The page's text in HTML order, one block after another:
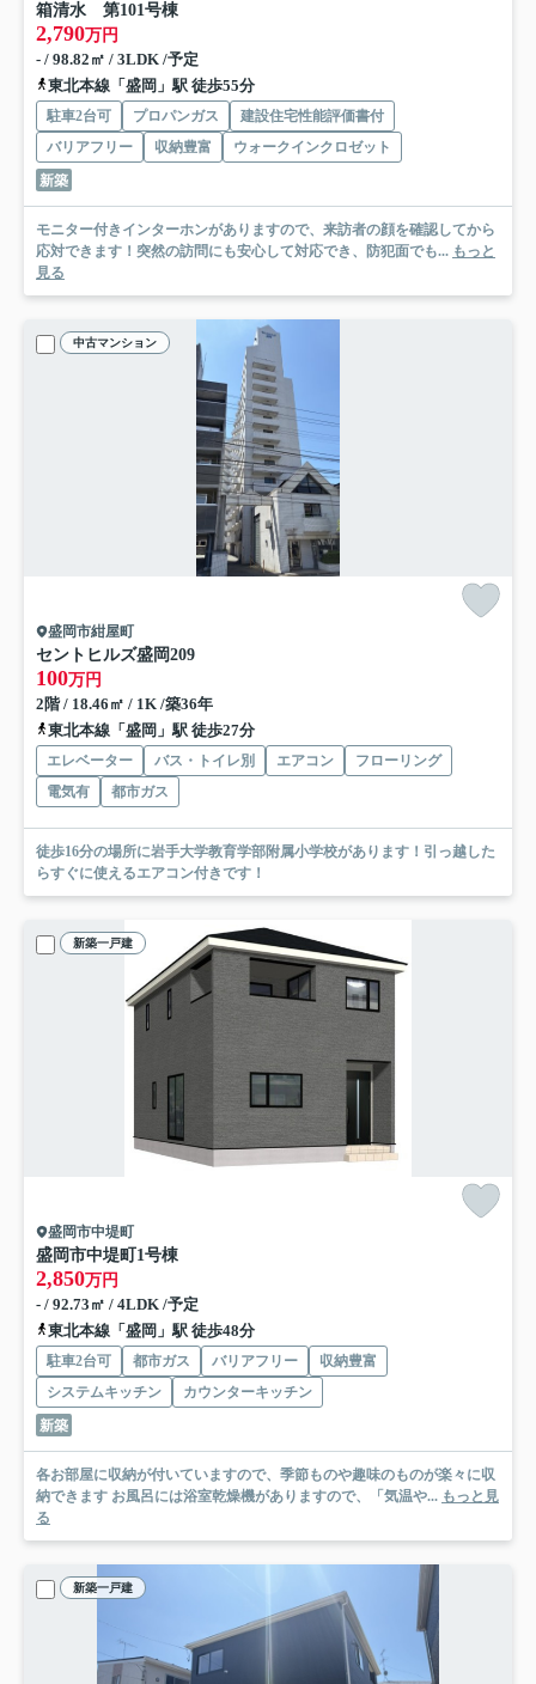
箱清水 第101号棟
2,790万円
- / 98.82㎡ / 3LDK /予定
東北本線「盛岡」駅 徒歩55分
駐車2台可 プロパンガス
建設住宅性能評価書付
バリアフリー
収納豊富
ウォークインクロゼット
新築
モニター付きインターホンがありますので、来訪者の顔を確認してから
応対できます！突然の訪問にも安心して対応でき、防犯面でも... もっと
見る
中古マンション
盛岡市紺屋町
セントヒルズ盛岡209
100万円
2階 / 18.46㎡ / 1K /築36年
東北本線「盛岡」駅 徒歩27分
エレベーター バス・トイレ別 エアコン
フローリング
電気有
都市ガス
徒歩16分の場所に岩手大学教育学部附属小学校があります！引っ越した
らすぐに使えるエアコン付きです！
新築一戸建
盛岡市中堤町
盛岡市中堤町 1号棟
2,850万円
- / 92.73㎡ / 4LDK /予定
東北本線「盛岡」駅 徒歩48分
駐車2台可 都市ガス バリアフリー
収納豊富
システムキッチン
カウンターキッチン
新築
各お部屋に収納が付いていますので、季節ものや趣味のものが楽々に収
納できます お風呂には浴室乾燥機がありますので、「気温や... もっと見
る
新築一戸建